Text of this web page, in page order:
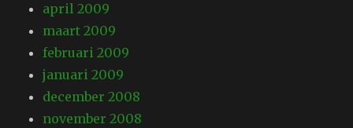
april 2009
maart 2009
februari 2009
januari 2009
december 2008
november 2008